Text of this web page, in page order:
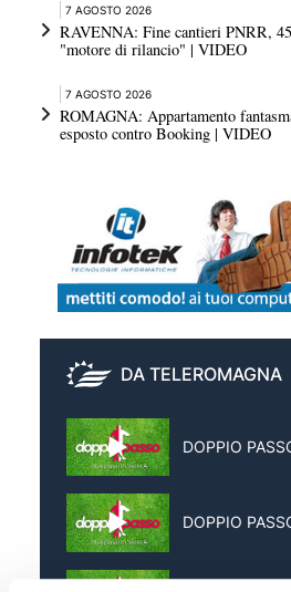
7 AGOSTO 2026
RAVENNA: Fine cantieri PNRR,
"motore di rilancio" | VIDEO
7 AGOSTO 2026
ROMAGNA: Appartamento
esposto contro Booking | VIDEO
DA TELEROMAGNA
DOPPIO
DOPPIO